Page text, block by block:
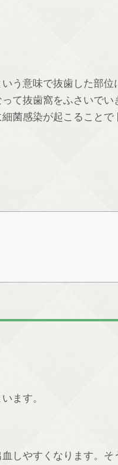
う意味で抜歯した部位
て抜歯窩をふさいでい
菌感染が起こることで
ます。
しやすくなります。そ